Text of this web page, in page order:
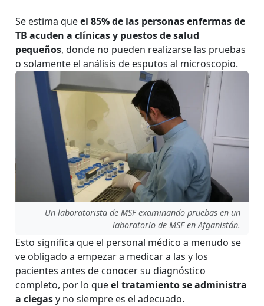
Se estima queel 85% de las personas enfermas de
TB acuden a clínicas y puestos de salud
pequeños, donde no pueden realizarse las pruebas
o solamente el análisis de esputos al microscopio.
Un laboratorista de MSF examinando pruebas en un
laboratorio de MSF en Afganistán.
Esto significa que el personal médico a menudo se
ve obligado a empezar a medicar a las y los
pacientes antes de conocer su diagnóstico
completo, por lo queel tratamiento se administra
a ciegasy no siempre es el adecuado.